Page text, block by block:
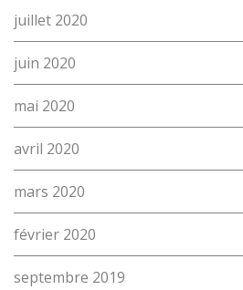
juillet 2020
juin 2020
mai 2020
avril 2020
mars 2020
février 2020
septembre 2019